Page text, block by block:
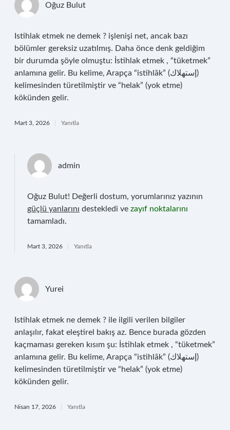
Oğuz Bulut
Istihlak etmek ne demek ? işlenişi net, ancak bazı
bölümler gereksiz uzatılmış. Daha önce denk geldiğim
bir durumda şöyle olmuştu: İstihlak etmek , “tüketmek”
anlamına gelir. Bu kelime, Arapça “istihlāk” (إستهلاك)
kelimesinden türetilmiştir ve “helak” (yok etme)
kökünden gelir.
Mart 3, 2026 Yanıtla
admin
Oğuz Bulut! Değerli dostum, yorumlarınız yazının
güçlü yanlarını destekledi ve zayıf noktalarını
tamamladı.
Mart 3, 2026 Yanıtla
Yurei
Istihlak etmek ne demek ? ile ilgili verilen bilgiler
anlaşılır, fakat eleştirel bakış az. Bence burada gözden
kaçmaması gereken kısım şu: İstihlak etmek , “tüketmek”
anlamına gelir. Bu kelime, Arapça “istihlāk” (إستهلاك)
kelimesinden türetilmiştir ve “helak” (yok etme)
kökünden gelir.
Nisan 17, 2026 Yanıtla